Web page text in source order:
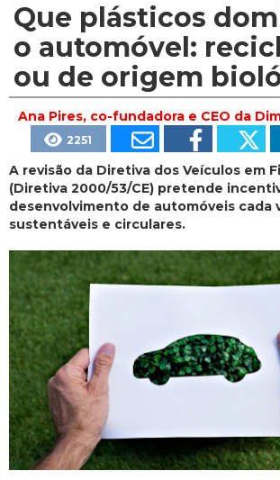
Que plásticos
o automóvel:
ou de origem
Ana Pires, co-fundadora e CEO da
2251
A revisão da Diretiva dos Veículos em
(Diretiva 2000/53/CE) pretende
desenvolvimento de automóveis cada
sustentáveis e circulares.